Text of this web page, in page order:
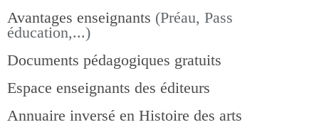
Avantages enseignants (Préau, Pass
éducation,...)
Documents pédagogiques gratuits
Espace enseignants des éditeurs
Annuaire inversé en Histoire des arts